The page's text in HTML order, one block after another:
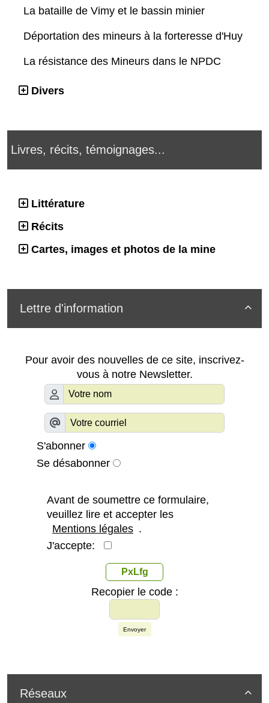
La bataille de Vimy et le bassin minier
Déportation des mineurs à la forteresse d'Huy
La résistance des Mineurs dans le NPDC
Divers
Livres, récits, témoignages...
Littérature
Récits
Cartes, images et photos de la mine

Lettre d'information
Pour avoir des nouvelles de ce site, inscrivez-
vous à notre Newsletter.
S'abonner
Se désabonner
Avant de soumettre ce formulaire,
veuillez lire et accepter les
Mentions légales .
J'accepte:
PxLfg
Recopier le code :
Envoyer

Réseaux